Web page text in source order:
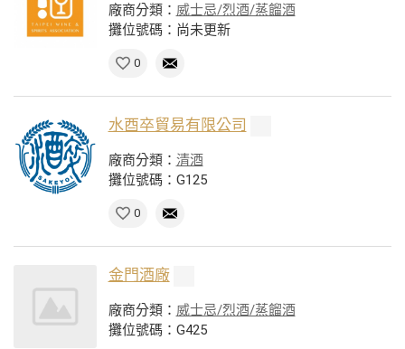
廠商分類： 威士忌/烈酒/蒸餾酒
攤位號碼：尚未更新
0
水酉卒貿易有限公司
廠商分類： 清酒
攤位號碼：G125
0
金門酒廠
廠商分類： 威士忌/烈酒/蒸餾酒
攤位號碼：G425